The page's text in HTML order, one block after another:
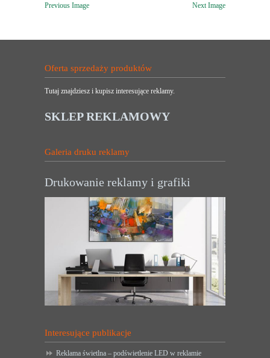
Previous Image Next Image
Oferta sprzedaży produktów
Tutaj znajdziesz i kupisz interesujące reklamy.
SKLEP REKLAMOWY
Galeria druku reklamy
Drukowanie reklamy i grafiki
Interesujące publikacje
Reklama świetlna – podświetlenie LED w reklamie